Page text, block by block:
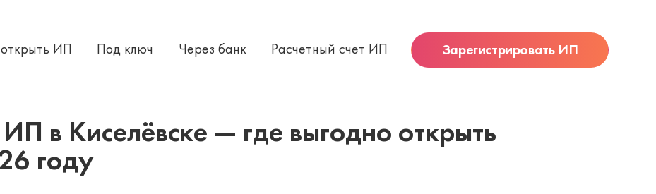
ИП Под ключ Через банк Расчетный счет ИП Зарегистрировать ИП
в Киселёвске — где выгодно открыть
году